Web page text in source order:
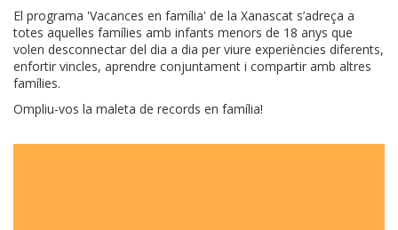
El programa 'Vacances en família' de la Xanascat s’adreça a
totes aquelles famílies amb infants menors de 18 anys que
volen desconnectar del dia a dia per viure experiències diferents,
enfortir vincles, aprendre conjuntament i compartir amb altres
famílies.
Ompliu-vos la maleta de records en família!